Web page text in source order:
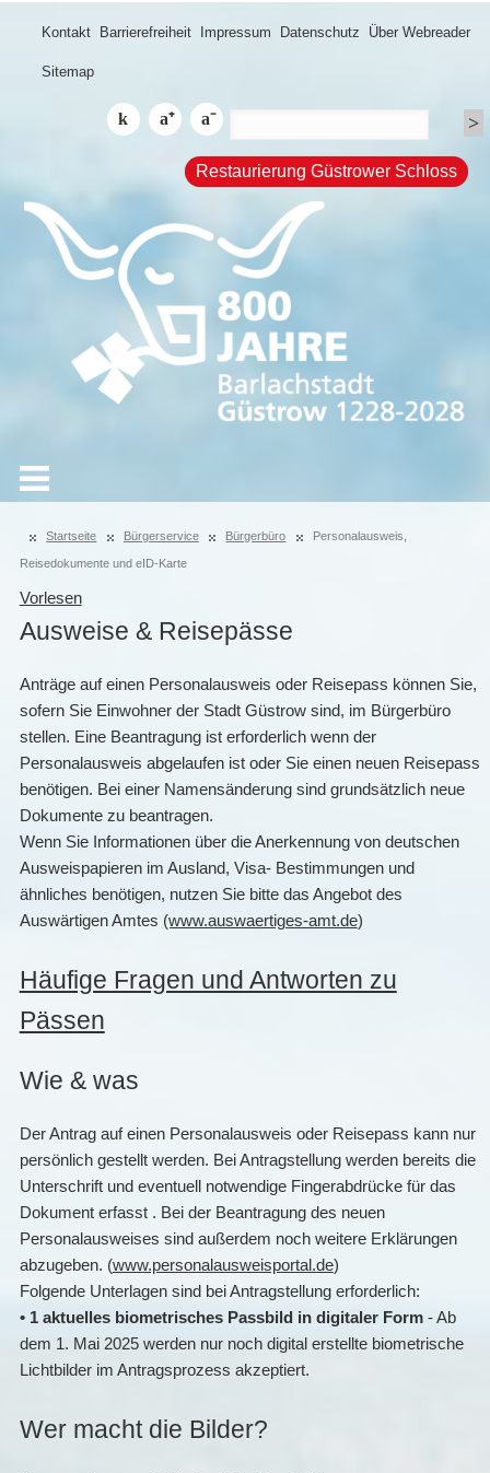
Kontakt Barrierefreiheit Impressum Datenschutz Über Webreader
Sitemap
Restaurierung Güstrower Schloss
Startseite Bürgerservice Bürgerbüro Personalausweis,
Reisedokumente und eID-Karte
Vorlesen
Ausweise & Reisepässe
Anträge auf einen Personalausweis oder Reisepass können Sie,
sofern Sie Einwohner der Stadt Güstrow sind, im Bürgerbüro
stellen. Eine Beantragung ist erforderlich wenn der
Personalausweis abgelaufen ist oder Sie einen neuen Reisepass
benötigen. Bei einer Namensänderung sind grundsätzlich neue
Dokumente zu beantragen.
Wenn Sie Informationen über die Anerkennung von deutschen
Ausweispapieren im Ausland, Visa- Bestimmungen und
ähnliches benötigen, nutzen Sie bitte das Angebot des
Auswärtigen Amtes (www.auswaertiges-amt.de)
Häufige Fragen und Antworten zu
Pässen
Wie & was
Der Antrag auf einen Personalausweis oder Reisepass kann nur
persönlich gestellt werden. Bei Antragstellung werden bereits die
Unterschrift und eventuell notwendige Fingerabdrücke für das
Dokument erfasst . Bei der Beantragung des neuen
Personalausweises sind außerdem noch weitere Erklärungen
abzugeben. (www.personalausweisportal.de)
Folgende Unterlagen sind bei Antragstellung erforderlich:
• 1 aktuelles biometrisches Passbild in digitaler Form- Ab
dem 1. Mai 2025 werden nur noch digital erstellte biometrische
Lichtbilder im Antragsprozess akzeptiert.
Wer macht die Bilder?